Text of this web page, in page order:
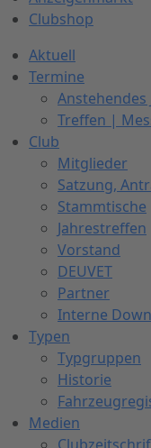
Clubshop
Aktuell
Termine
Treffen |
Club
Mitglieder
Satzung,
Stammtische
Jahrestreffen
Vorstand
DEUVET
Partner
Interne
Typen
Typgruppen
Historie
Medien